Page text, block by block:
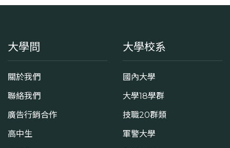
大學問
關於我們
聯絡我們
廣告行銷合作
高中生
大學校系
國內大學
大學18學群
技職20群類
軍警大學